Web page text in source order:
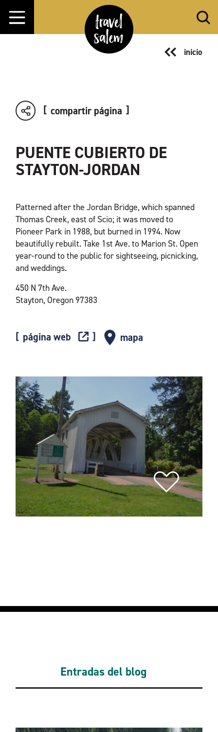
Ir al contenido
inicio
compartir página
PUENTE CUBIERTO DE
STAYTON-JORDAN
Patterned after the Jordan Bridge, which spanned
Thomas Creek, east of Scio; it was moved to
Pioneer Park in 1988, but burned in 1994. Now
beautifully rebuilt. Take 1st Ave. to Marion St. Open
year-round to the public for sightseeing, picnicking,
and weddings.
450 N 7th Ave.
Stayton, Oregon 97383
página web mapa
Entradas del blog